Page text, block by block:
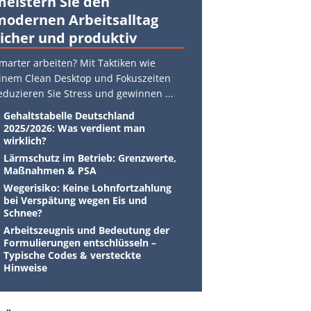
Arbeitsalltag
und produktiv
arbeiten? Mit Taktiken wie
Clean Desktop und Fokuszeiten
Sie Stress und gewinnen ...
Gehaltstabelle Deutschland
2025/2026: Was verdient man
wirklich?
Lärmschutz im Betrieb: Grenzwerte,
Maßnahmen & PSA
Wegerisiko: Keine Lohnfortzahlung
bei Verspätung wegen Eis und
Schnee?
Arbeitszeugnis und Bedeutung der
Formulierungen entschlüsseln –
Typische Codes & versteckte
Hinweise